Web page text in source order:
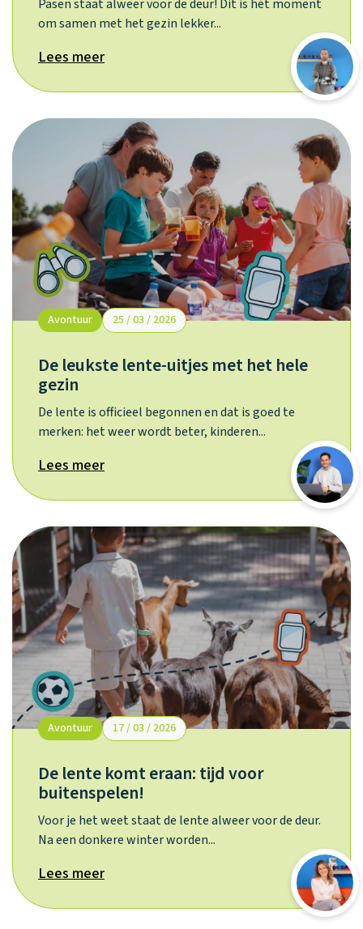
Pasen staat alweer voor de deur! Dit is hét moment
om samen met het gezin lekker...
Lees meer
Avontuur 25 / 03 / 2026
De leukste lente-uitjes met het hele
gezin
De lente is officieel begonnen en dat is goed te
merken: het weer wordt beter, kinderen...
Lees meer
Avontuur 17 / 03 / 2026
De lente komt eraan: tijd voor
buitenspelen!
Voor je het weet staat de lente alweer voor de deur.
Na een donkere winter worden...
Lees meer